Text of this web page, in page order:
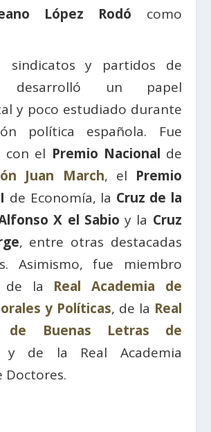
López Rodó como
sindicatos y partidos de
desarrolló un papel
y poco estudiado durante
política española. Fue
con el Premio Nacional de
Juan March, el Premio
de Economía, la Cruz de la
X el Sabio y la Cruz
, entre otras destacadas
Asimismo, fue miembro
de la Real Academia de
y Políticas, de la Real
de Buenas Letras de
y de la Real Academia
Doctores.